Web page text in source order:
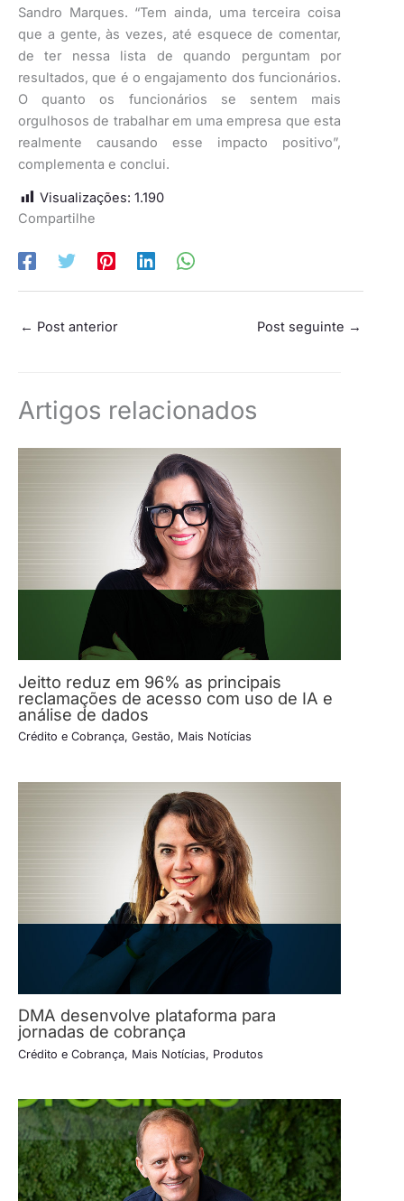
Sandro Marques. “Tem ainda, uma terceira coisa
que a gente, às vezes, até esquece de comentar,
de ter nessa lista de quando perguntam por
resultados, que é o engajamento dos funcionários.
O quanto os funcionários se sentem mais
orgulhosos de trabalhar em uma empresa que esta
realmente causando esse impacto positivo”,
complementa e conclui.
Visualizações: 1.190
Compartilhe
← Post anterior Post seguinte →
Artigos relacionados
Jeitto reduz em 96% as principais
reclamações de acesso com uso de IA e
análise de dados
Crédito e Cobrança, Gestão, Mais Notícias
DMA desenvolve plataforma para
jornadas de cobrança
Crédito e Cobrança, Mais Notícias, Produtos